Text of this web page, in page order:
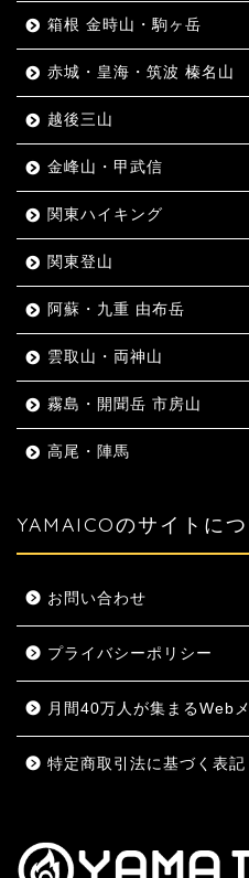
箱根 金時山・駒ヶ岳
赤城・皇海・筑波 榛名山
越後三山
金峰山・甲武信
関東ハイキング
関東登山
阿蘇・九重 由布岳
雲取山・両神山
霧島・開聞岳 市房山
高尾・陣馬
YAMAICOのサイトに
お問い合わせ
プライバシーポリシー
月間40万人が集まるWeb
特定商取引法に基づく表記